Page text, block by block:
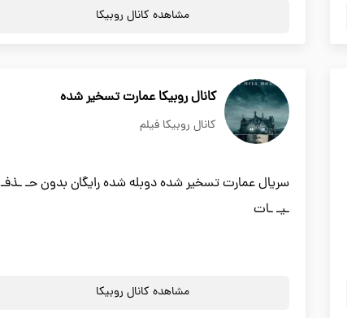
مشاهده کانال روبیکا
کانال روبیکا عمارت تسخیر شده
کانال روبیکا فیلم
سریال عمارت تسخیر شده دوبله شده رایگان بدون حـ ـذفـ
ـیـ ـات
مشاهده کانال روبیکا